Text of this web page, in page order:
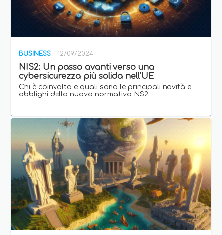
BUSINESS 12/09/2024
NIS2: Un passo avanti verso una
cybersicurezza più solida nell'UE
Chi è coinvolto e quali sono le principali novità e
obblighi della nuova normativa NS2.